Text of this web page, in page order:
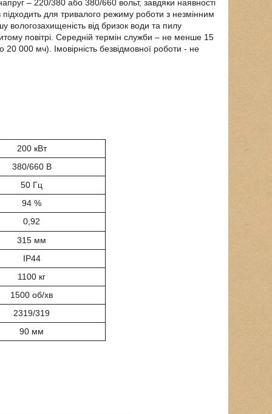
– 220/380 або 380/660 вольт, завдяки наявності
для тривалого режиму роботи з незмінним
від бризок води та пилу
повітрі. Середній термін служби – не менше 15
000 мч). Імовірність безвідмовної роботи - не
200 кВт
380/660 В
50 Гц
94 %
0,92
315 мм
IP44
1100 кг
1500 об/хв
2319/319
90 мм